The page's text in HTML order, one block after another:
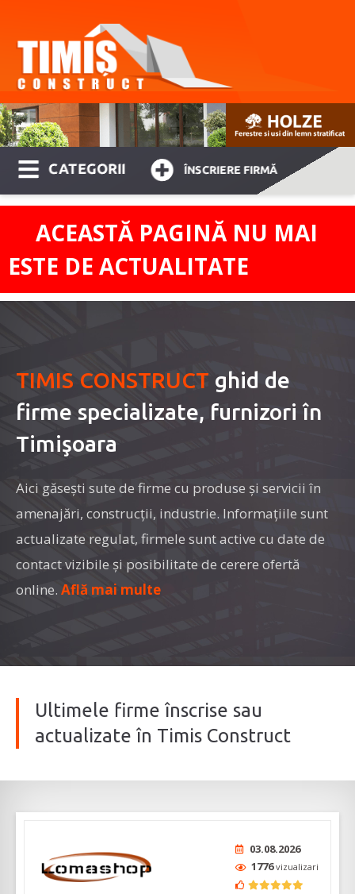
CATEGORII ÎNSCRIERE FIRMĂ
ACEASTĂ PAGINĂ NU MAI
ESTE DE ACTUALITATE
TIMIS CONSTRUCT ghid de
firme specializate, furnizori în
Timişoara
Aici găseşti sute de firme cu produse şi servicii în
amenajări, construcţii, industrie. Informaţiile sunt
actualizate regulat, firmele sunt active cu date de
contact vizibile şi posibilitate de cerere ofertă
online. Află mai multe
Ultimele firme înscrise sau
actualizate în Timis Construct
03.08.2026
1776vizualizari